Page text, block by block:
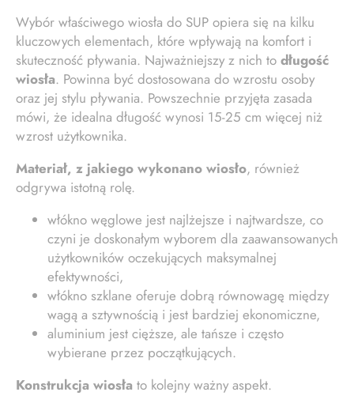
Wybór właściwego wiosła do SUP opiera się na kilku
kluczowych elementach, które wpływają na komfort i
skuteczność pływania. Najważniejszy z nich to długość
wiosła. Powinna być dostosowana do wzrostu osoby
oraz jej stylu pływania. Powszechnie przyjęta zasada
mówi, że idealna długość wynosi 15-25 cm więcej niż
wzrost użytkownika.
Materiał, z jakiego wykonano wiosło, również
odgrywa istotną rolę.
włókno węglowe jest najlżejsze i najtwardsze, co
czyni je doskonałym wyborem dla zaawansowanych
użytkowników oczekujących maksymalnej
efektywności,
włókno szklane oferuje dobrą równowagę między
wagą a sztywnością i jest bardziej ekonomiczne,
aluminium jest cięższe, ale tańsze i często
wybierane przez początkujących.
Konstrukcja wiosła to kolejny ważny aspekt.